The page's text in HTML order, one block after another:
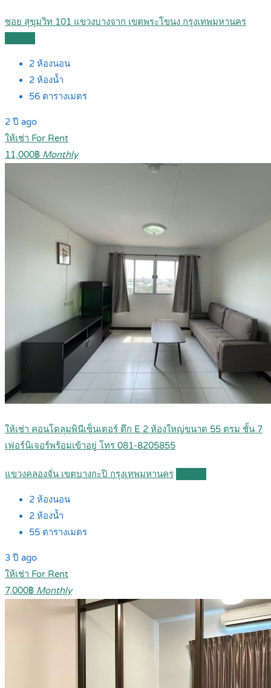
ซอย สุขุมวิท 101 แขวงบางจาก เขตพระโขนง กรุงเทพมหานคร
2 ห้องนอน
2 ห้องน้ำ
56 ตารางเมตร
2 ปี ago
ให้เช่า For Rent
11,000฿ Monthly
ให้เช่า คอนโดลุมพินีเซ็นเตอร์ ตึก E 2 ห้องใหญ่ขนาด 55 ตรม ชั้น 7
เฟอร์นิเจอร์พร้อมเข้าอยู่ โทร 081-8205855
แขวงคลองจั่น เขตบางกะปิ กรุงเทพมหานคร
2 ห้องนอน
2 ห้องน้ำ
55 ตารางเมตร
3 ปี ago
ให้เช่า For Rent
7,000฿ Monthly